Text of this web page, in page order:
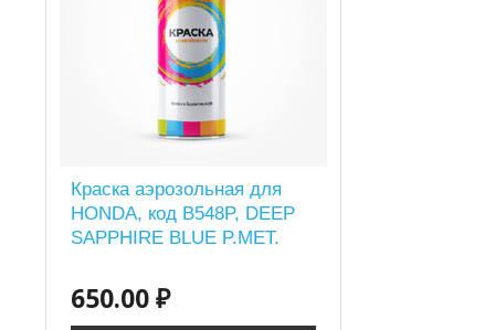
Краска аэрозольная для
HONDA, код B548P, DEEP
SAPPHIRE BLUE P.MET.
650.00 ₽